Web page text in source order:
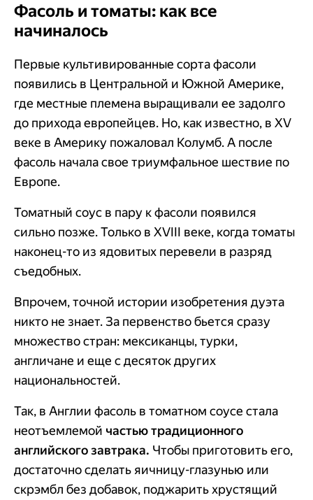
Фасоль и томаты: как все
начиналось
Первые культивированные сорта фасоли
появились в Центральной и Южной Америке,
где местные племена выращивали ее задолго
до прихода европейцев. Но, как известно, в XV
веке в Америку пожаловал Колумб. А после
фасоль начала свое триумфальное шествие по
Европе.
Томатный соус в пару к фасоли появился
сильно позже. Только в XVIII веке, когда томаты
наконец-то из ядовитых перевели в разряд
съедобных.
Впрочем, точной истории изобретения дуэта
никто не знает. За первенство бьется сразу
множество стран: мексиканцы, турки,
англичане и еще с десяток других
национальностей.
Так, в Англии фасоль в томатном соусе стала
неотъемлемой частью традиционного
английского завтрака. Чтобы приготовить его,
достаточно сделать яичницу-глазунью или
скрэмбл без добавок, поджарить хрустящий